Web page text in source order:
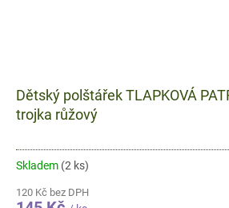
Dětský polštářek TLAPKOVÁ
trojka růžový
Skladem (2 ks)
120 Kč bez DPH